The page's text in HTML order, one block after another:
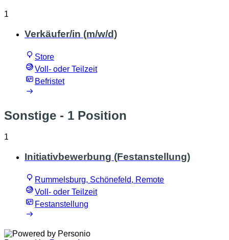
1
Verkäufer/in (m/w/d)
Store
Voll- oder Teilzeit
Befristet
Sonstige - 1 Position
1
Initiativbewerbung (Festanstellung)
Rummelsburg, Schönefeld, Remote
Voll- oder Teilzeit
Festanstellung